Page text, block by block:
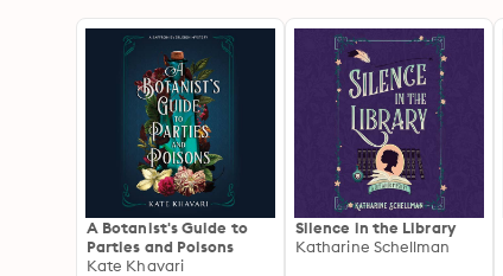
A Botanist's Guide to
Parties and Poisons
Kate Khavari
Silence in the Library
Katharine Schellman